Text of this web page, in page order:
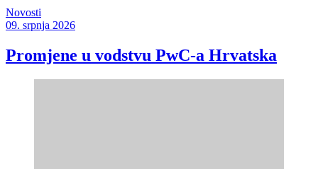
Novosti
09. srpnja 2026
Promjene u vodstvu PwC-a Hrvatska